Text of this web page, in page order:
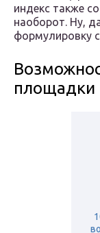
индекс также
наоборот. Ну,
формулировку
площадки